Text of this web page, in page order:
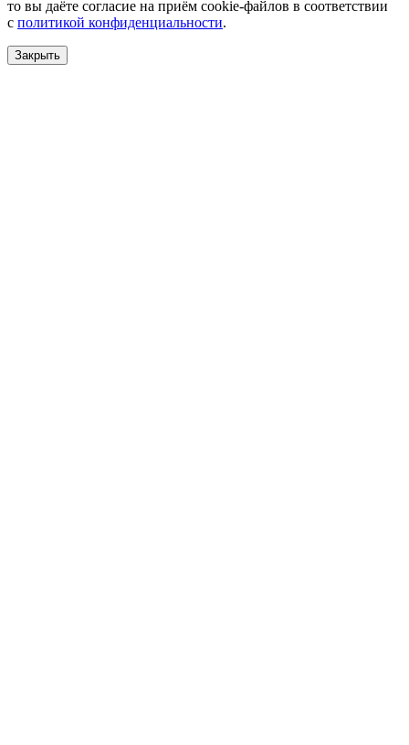
то вы даёте согласие на приём cookie-файлов в соответствии
с политикой конфиденциальности.
Закрыть